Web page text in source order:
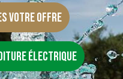
votre offre
électrique